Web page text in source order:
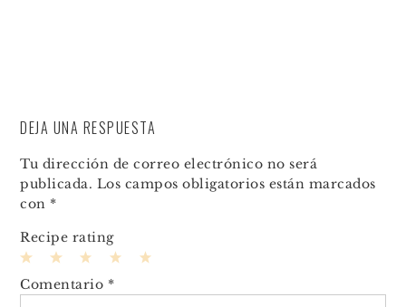
DEJA UNA RESPUESTA
Tu dirección de correo electrónico no será
publicada. Los campos obligatorios están marcados
con *
Recipe rating
Stars
4
Stars
3
Stars
2
Stars
1
Star
Comentario *